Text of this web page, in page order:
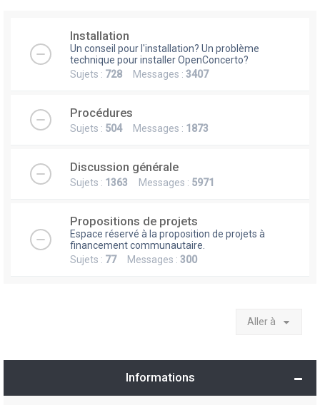
Installation
Un conseil pour l'installation? Un problème
technique pour installer OpenConcerto?
Sujets : 728 Messages : 3407
Procédures
Sujets : 504Messages : 1873
Discussion générale
Sujets : 1363 Messages : 5971
Propositions de projets
Espace réservé à la proposition de projets à
financement communautaire.
Sujets : 77Messages : 300
Aller à
Informations